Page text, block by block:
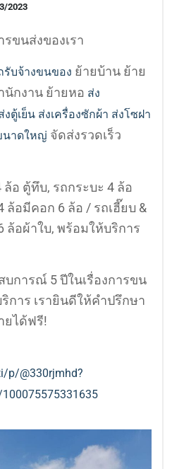
2023
ขนส่งของเรา
รับจ้างขนของ ย้ายบ้าน ย้าย
นักงาน ย้ายหอ ส่ง
งตู้เย็น ส่งเครื่องซักผ้า ส่งโซฝา
นาดใหญ่ จัดส่งรวดเร็ว
ล้อ ตู้ทึบ, รถกระบะ 4 ล้อ
ล้อมีคอก 6 ล้อ / รถเฮี๊ยบ &
ล้อผ้าใบ, พร้อมให้บริการ
การณ์ 5 ปีในเรื่องการขน
การ เรายินดีให้คำปรึกษา
ยได้ฟรี!
p/@330rjmhd?